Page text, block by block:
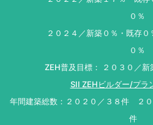
０％
２０２４／新築０％・既存０％
０％
ZEH普及目標： ２０３０／新
SII ZEHビルダー/プラ
年間建築総数：２０２０／３８件 ２
件